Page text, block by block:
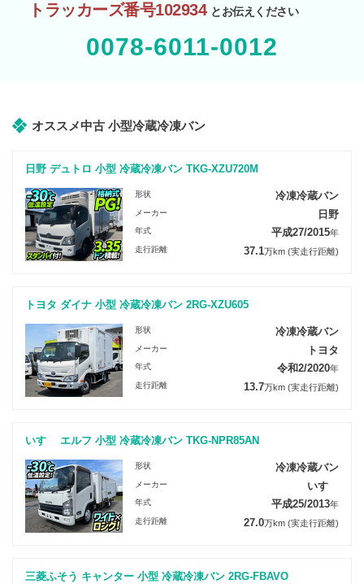
トラッカーズ番号102934 とお伝えください
0078-6011-0012
オススメ中古 小型冷蔵冷凍バン
日野 デュトロ 小型 冷蔵冷凍バン TKG-XZU720M
形状 冷凍冷蔵バン
メーカー 日野
年式 平成27/2015年
走行距離 37.1万km (実走行距離)
トヨタ ダイナ 小型 冷蔵冷凍バン 2RG-XZU605
形状 冷凍冷蔵バン
メーカー トヨタ
年式 令和2/2020年
走行距離 13.7万km (実走行距離)
いすゞ エルフ 小型 冷蔵冷凍バン TKG-NPR85AN
形状 冷凍冷蔵バン
メーカー いすゞ
年式 平成25/2013年
走行距離 27.0万km (実走行距離)
三菱ふそう キャンター 小型 冷蔵冷凍バン 2RG-FBAVO